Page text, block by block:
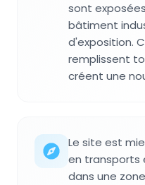
sont
bâtiment
d'exposition.
remplissent
créent une
Le site est
en transports
dans une